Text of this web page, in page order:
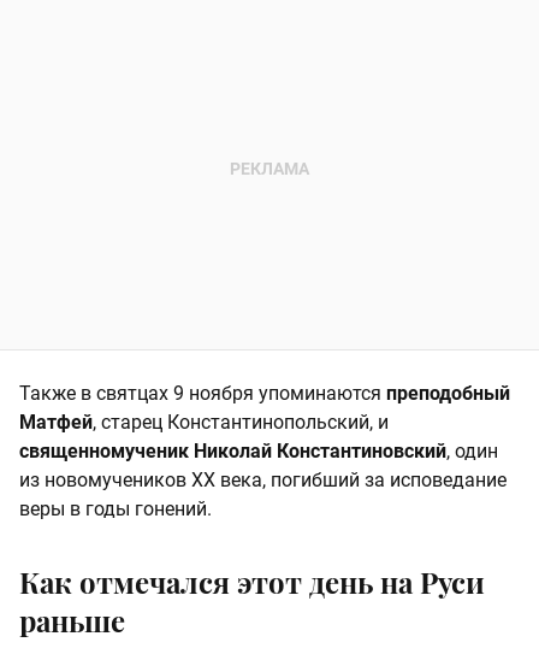
Также в святцах 9 ноября упоминаются преподобный
Матфей, старец Константинопольский, и
священномученик Николай Константиновский, один
из новомучеников XX века, погибший за исповедание
веры в годы гонений.
Как отмечался этот день на Руси
раньше